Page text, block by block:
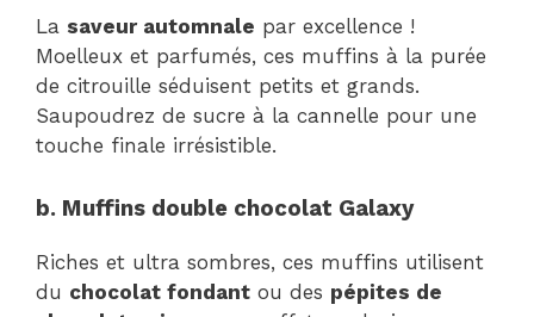
La saveur automnale par excellence !
Moelleux et parfumés, ces muffins à la purée
de citrouille séduisent petits et grands.
Saupoudrez de sucre à la cannelle pour une
touche finale irrésistible.
b. Muffins double chocolat Galaxy
Riches et ultra sombres, ces muffins utilisent
du chocolat fondant ou des pépites de